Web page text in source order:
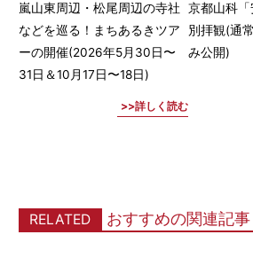
嵐山東周辺・松尾周辺の寺社
などを巡る！まちあるきツア
ーの開催(2026年5月30日〜
31日＆10月17日〜18日)
詳しく読む
京都山科
別拝観(通
み公開)
RELATED おすすめの関連記事